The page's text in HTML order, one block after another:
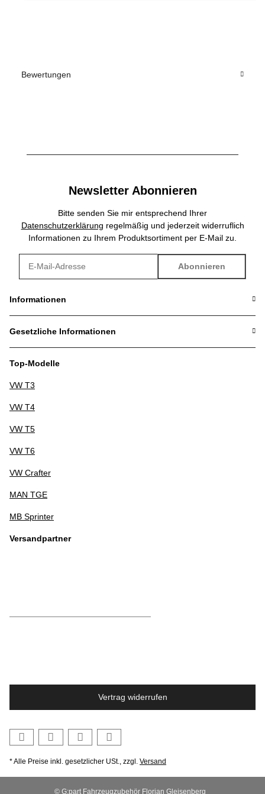
Bewertungen
Newsletter Abonnieren
Bitte senden Sie mir entsprechend Ihrer
Datenschutzerklärung regelmäßig und jederzeit widerruflich
Informationen zu Ihrem Produktsortiment per E-Mail zu.
Abonnieren
Informationen
Gesetzliche Informationen
Top-Modelle
VW T3
VW T4
VW T5
VW T6
VW Crafter
MAN TGE
MB Sprinter
Versandpartner
Vertrag widerrufen
* Alle Preise inkl. gesetzlicher USt., zzgl. Versand
© G:part Fahrzeugzubehör Florian Gleisenberg